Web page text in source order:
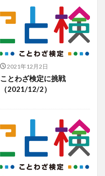
2021年12月2日
ことわざ検定に挑戦
（2021/12/2）